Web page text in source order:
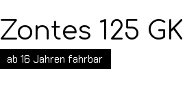
Zontes 125
ab 16 Jahren fahrbar